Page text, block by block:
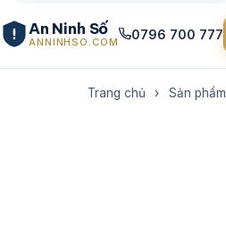
An Ninh Số
ANNINHSO.COM
0796 700 777
Trang chủ › Sản phẩm